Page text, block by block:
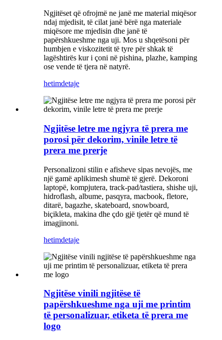
Ngjitëset që ofrojmë ne janë me material miqësor
ndaj mjedisit, të cilat janë bërë nga materiale
miqësore me mjedisin dhe janë të
papërshkueshme nga uji. Mos u shqetësoni për
humbjen e viskozitetit të tyre për shkak të
lagështirës kur i çoni në pishina, plazhe, kamping
ose vende të tjera në natyrë.
hetimdetaje
Ngjitëse letre me ngjyra të prera me
porosi për dekorim, vinile letre të
prera me prerje
Personalizoni stilin e afisheve sipas nevojës, me
një gamë aplikimesh shumë të gjerë. Dekoroni
laptopë, kompjutera, track-pad/tastiera, shishe uji,
hidroflash, albume, pasqyra, macbook, fletore,
ditarë, bagazhe, skateboard, snowboard,
biçikleta, makina dhe çdo gjë tjetër që mund të
imagjinoni.
hetimdetaje
Ngjitëse vinili ngjitëse të
papërshkueshme nga uji me printim
të personalizuar, etiketa të prera me
logo